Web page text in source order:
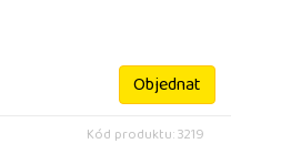
Objednat
Kód produktu: 3219